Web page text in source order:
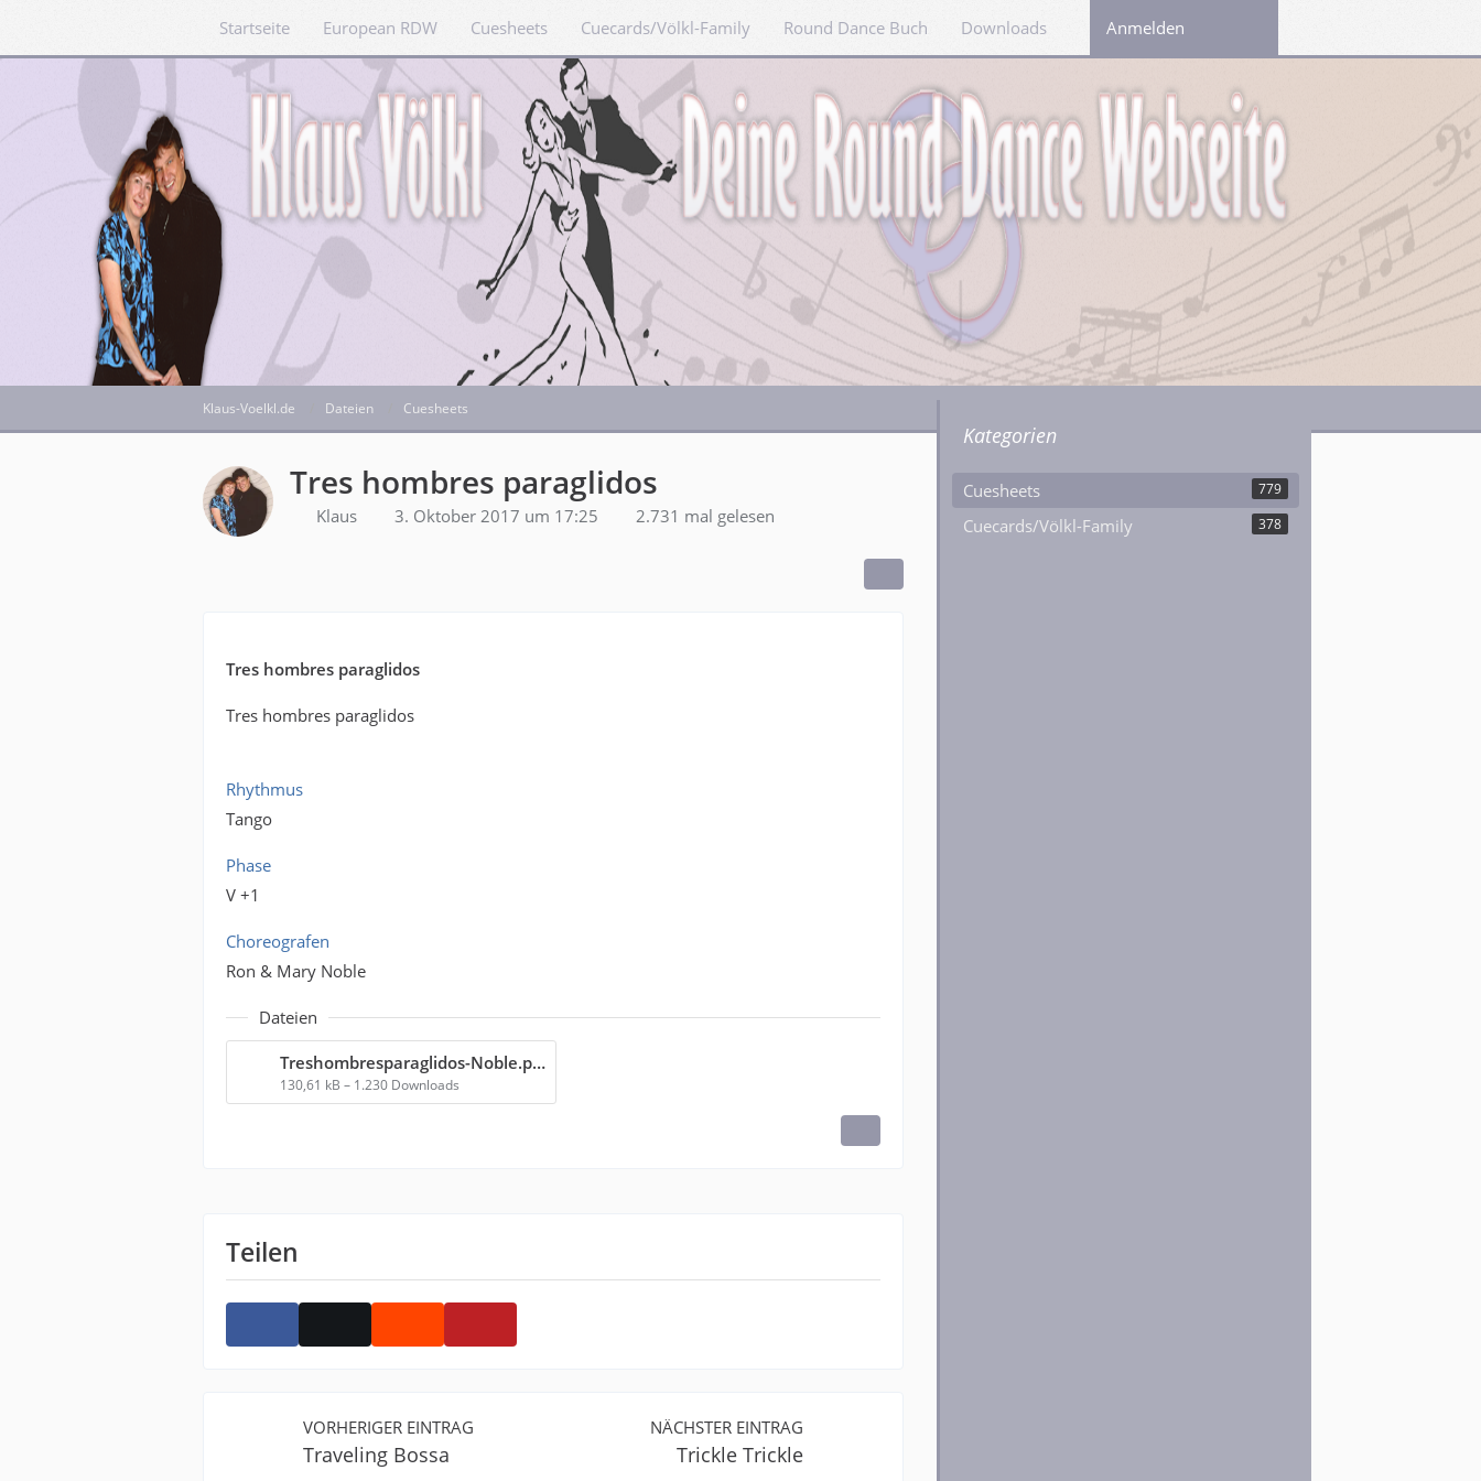
Startseite European RDW Cuesheets Cuecards/Völkl-Family Round Dance Buch Downloads LinksAnmelden
Klaus-Voelkl.de Dateien Cuesheets
Tres hombres paraglidos
Klaus 3. Oktober 2017 um 17:25 2.731 mal gelesen
Tres hombres paraglidos
Tres hombres paraglidos
Rhythmus
Tango
Phase
V +1
Choreografen
Ron & Mary Noble
Dateien
Treshombresparaglidos-Noble.pdf
130,61 kB – 1.230 Downloads
Teilen
VORHERIGER EINTRAG
Traveling Bossa
NÄCHSTER EINTRAG
Trickle Trickle
Kategorien
Cuesheets 779
Cuecards/Völkl-Family 378